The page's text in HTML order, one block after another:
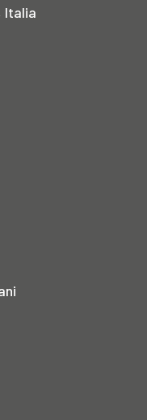
Italia